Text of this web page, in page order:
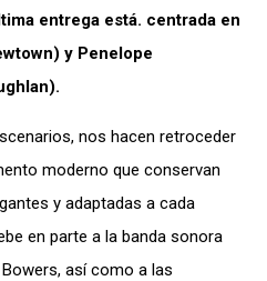
entrega está. centrada en
y Penelope
nos hacen retroceder
moderno que conservan
y adaptadas a cada
en parte a la banda sonora
así como a las